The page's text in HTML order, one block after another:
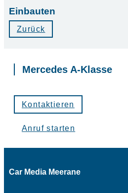
Einbauten
Zurück
Mercedes A-Klasse
Kontaktieren
Anruf starten
Car Media Meerane